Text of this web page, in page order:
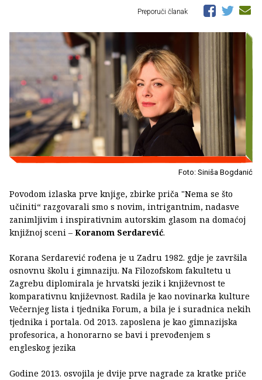
Preporuči članak
Foto: Siniša Bogdanić
Povodom izlaska prve knjige, zbirke priča "Nema se što
učiniti“ razgovarali smo s novim, intrigantnim, nadasve
zanimljivim i inspirativnim autorskim glasom na domaćoj
knjižnoj sceni – Koranom Serdarević.
Korana Serdarević rođena je u Zadru 1982. gdje je završila
osnovnu školu i gimnaziju. Na Filozofskom fakultetu u
Zagrebu diplomirala je hrvatski jezik i književnost te
komparativnu književnost. Radila je kao novinarka kulture
Večernjeg lista i tjednika Forum, a bila je i suradnica nekih
tjednika i portala. Od 2013. zaposlena je kao gimnazijska
profesorica, a honorarno se bavi i prevođenjem s
engleskog jezika
Godine 2013. osvojila je dvije prve nagrade za kratke priče